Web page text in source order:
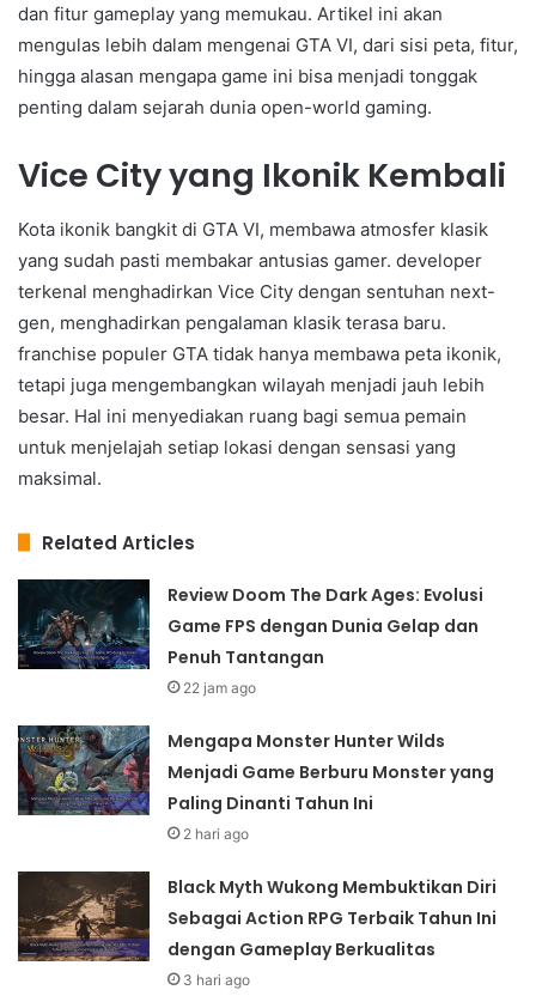
dan fitur gameplay yang memukau. Artikel ini akan
mengulas lebih dalam mengenai GTA VI, dari sisi peta, fitur,
hingga alasan mengapa game ini bisa menjadi tonggak
penting dalam sejarah dunia open-world gaming.
Vice City yang Ikonik Kembali
Kota ikonik bangkit di GTA VI, membawa atmosfer klasik
yang sudah pasti membakar antusias gamer. developer
terkenal menghadirkan Vice City dengan sentuhan next-
gen, menghadirkan pengalaman klasik terasa baru.
franchise populer GTA tidak hanya membawa peta ikonik,
tetapi juga mengembangkan wilayah menjadi jauh lebih
besar. Hal ini menyediakan ruang bagi semua pemain
untuk menjelajah setiap lokasi dengan sensasi yang
maksimal.
Related Articles
Review Doom The Dark Ages: Evolusi
Game FPS dengan Dunia Gelap dan
Penuh Tantangan
22 jam ago
Mengapa Monster Hunter Wilds
Menjadi Game Berburu Monster yang
Paling Dinanti Tahun Ini
2 hari ago
Black Myth Wukong Membuktikan Diri
Sebagai Action RPG Terbaik Tahun Ini
dengan Gameplay Berkualitas
3 hari ago